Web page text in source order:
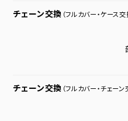
チェーン交換 （フルカバー・ケース交
チェーン交換 （フルカバー・チェーン